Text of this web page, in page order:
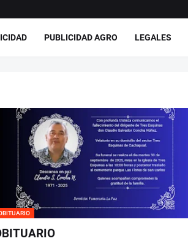
PUBLICIDAD AGRO LEGALES